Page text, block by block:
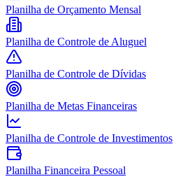
Planilha de Orçamento Mensal
Planilha de Controle de Aluguel
Planilha de Controle de Dívidas
Planilha de Metas Financeiras
Planilha de Controle de Investimentos
Planilha Financeira Pessoal